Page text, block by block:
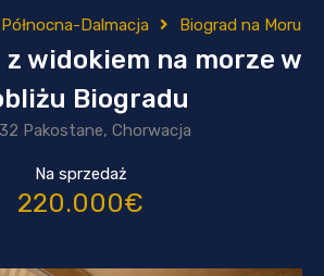
Północna-Dalmacja Biograd na Moru
z widokiem na morze w
Biogradu
Pakostane, Chorwacja
Na sprzedaż
220.000€